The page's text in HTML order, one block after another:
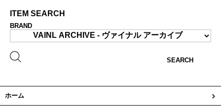
ITEM SEARCH
BRAND
SEARCH
ホーム